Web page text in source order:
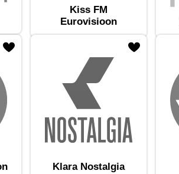
Kiss FM
Eurovisioon
Klara Nostalgia
hulkaLisa raadiojaam lemmikute hulka